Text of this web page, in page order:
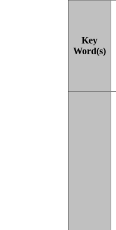
Key
Word(s)